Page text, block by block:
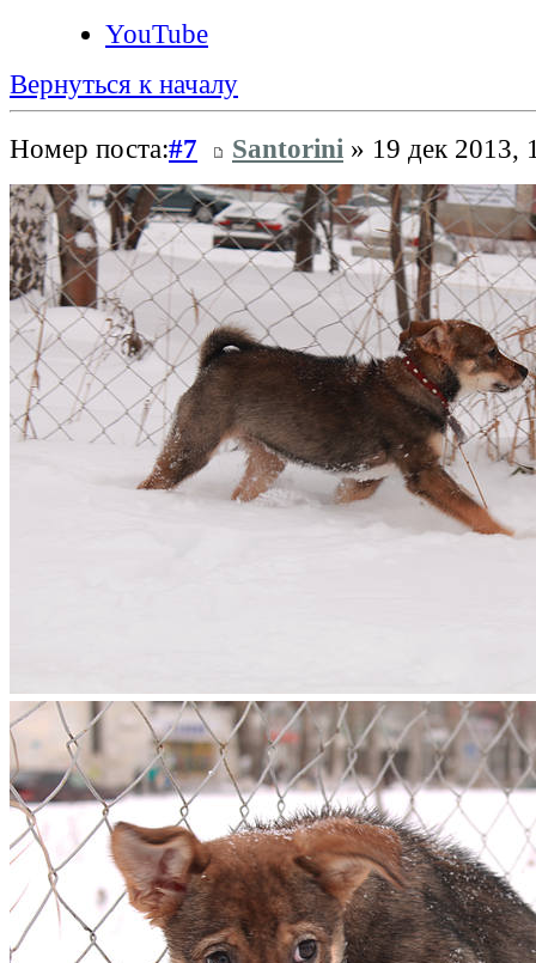
YouTube
Вернуться к началу
Номер поста:#7 Santorini » 19 дек 2013,